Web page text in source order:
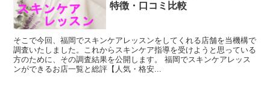
特徴・口コミ比較
そこで今回、福岡でスキンケアレッスンをしてくれる店舗を当機構で
調査いたしました。これからスキンケア指導を受けようと思っている
方のために、その調査結果を公開します。 福岡でスキンケアレッス
ンができるお店一覧と総評【人気・格安...